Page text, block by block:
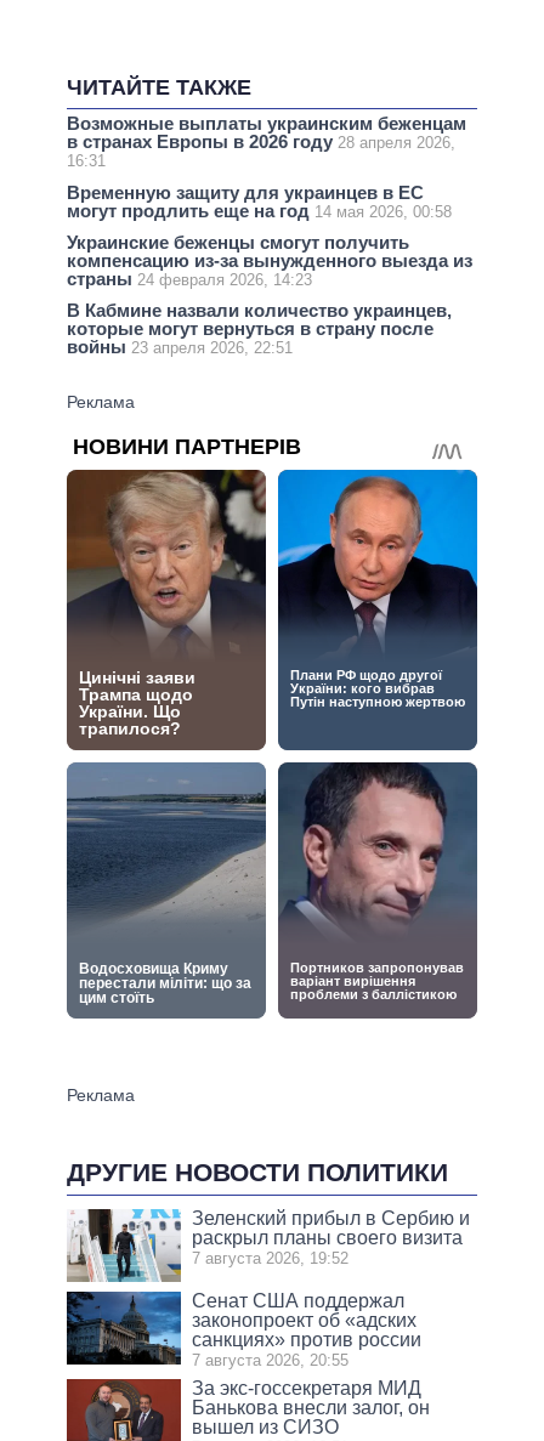
ЧИТАЙТЕ ТАКЖЕ
Возможные выплаты украинским беженцам
в странах Европы в 2026 году 28 апреля 2026,
16:31
Временную защиту для украинцев в ЕС
могут продлить еще на год 14 мая 2026, 00:58
Украинские беженцы смогут получить
компенсацию из-за вынужденного выезда из
страны 24 февраля 2026, 14:23
В Кабмине назвали количество украинцев,
которые могут вернуться в страну после
войны 23 апреля 2026, 22:51
ДРУГИЕ НОВОСТИ ПОЛИТИКИ
Зеленский прибыл в Сербию и
раскрыл планы своего визита
7 августа 2026, 19:52
Сенат США поддержал
законопроект об «адских
санкциях» против россии
7 августа 2026, 20:55
За экс-госсекретаря МИД
Банькова внесли залог, он
вышел из СИЗО